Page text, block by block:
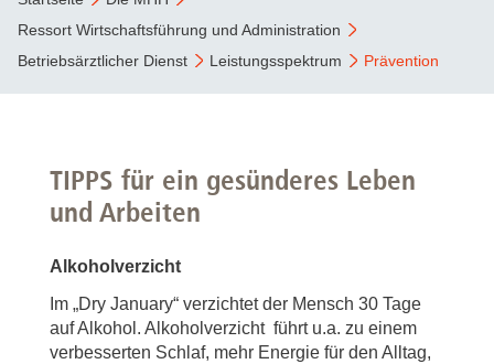
Ressort Wirtschaftsführung und Administration
Betriebsärztlicher Dienst
Leistungsspektrum Prävention
TIPPS für ein gesünderes Leben
und Arbeiten
Alkoholverzicht
Im „Dry January“ verzichtet der Mensch 30 Tage
auf Alkohol. Alkoholverzicht führt u.a. zu einem
verbesserten Schlaf, mehr Energie für den Alltag,